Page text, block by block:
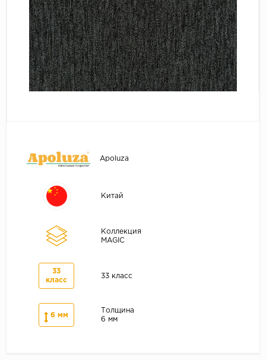
Серый
Бежевый
Дуб светлый
Коричневый
Страна
Apoluza
Китай
Коллекция
MAGIC
33
класс
33 класс
6 мм
Толщина
6 мм